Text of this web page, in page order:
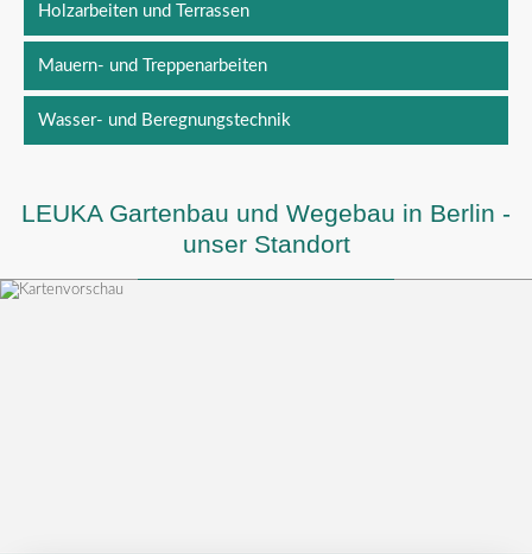
Holzarbeiten und Terrassen
Mauern- und Treppenarbeiten
Wasser- und Beregnungstechnik
LEUKA Gartenbau und Wegebau in Berlin -
unser Standort